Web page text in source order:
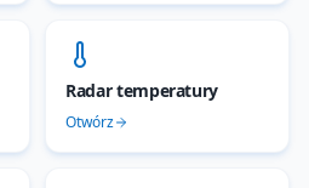
Radar temperatury
Otwórz